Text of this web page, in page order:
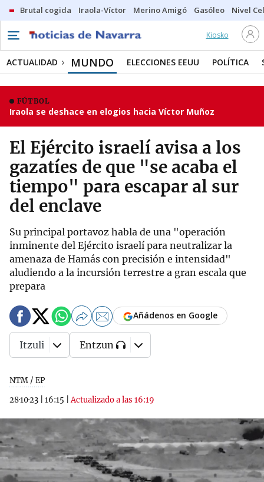
Brutal cogida Iraola-Víctor Merino Amigó Gasóleo Nivel
Kiosko
ACTUALIDAD MUNDO ELECCIONES EEUU POLÍTICA
FÚTBOL
Iraola se deshace en elogios hacia Víctor Muñoz
El Ejército israelí avisa a los
gazatíes de que "se acaba el
tiempo" para escapar al sur
del enclave
Su principal portavoz habla de una "operación
inminente del Ejército israelí para neutralizar la
amenaza de Hamás con precisión e intensidad"
aludiendo a la incursión terrestre a gran escala que
prepara
NTM / EP
28·10·23
16:15 |Actualizado a las 16:19
Añádenos en Google
Itzuli Entzun